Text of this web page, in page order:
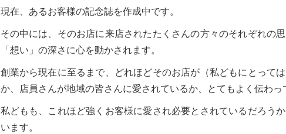
現在、あるお客様の記念誌を作成中です。
その中には、そのお店に来店されたたくさんの方々のそれぞれの
「想い」の深さに心を動かされます。
創業から現在に至るまで、どれほどそのお店が（私どもにとって
か、店員さんが地域の皆さんに愛されているか、とてもよく伝わっ
私どもも、これほど強くお客様に愛され必要とされているだろう
います。